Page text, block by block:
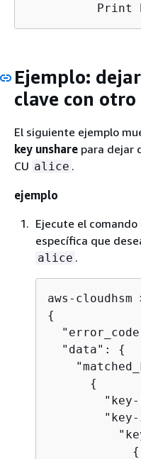
Print
Ejemplo:
clave con otro
El siguiente ejemplo
key unshare para dejar
CU alice .
ejemplo
Ejecute el comando
específica que
alice .
aws-cloudhsm
{
  "data":
{
{
{